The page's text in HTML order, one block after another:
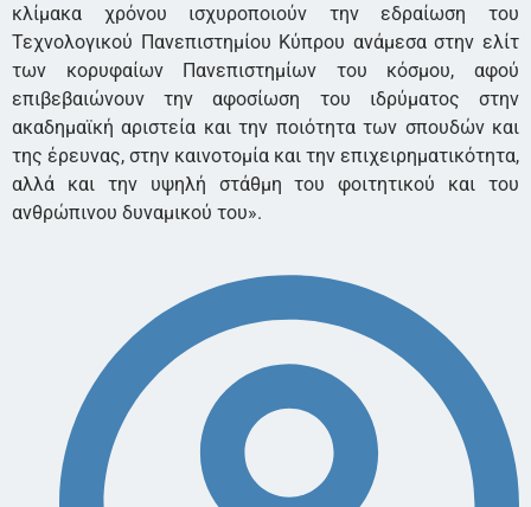
κλίμακα χρόνου ισχυροποιούν την εδραίωση του
Τεχνολογικού Πανεπιστημίου Κύπρου ανάμεσα στην ελίτ
των κορυφαίων Πανεπιστημίων του κόσμου, αφού
επιβεβαιώνουν την αφοσίωση του ιδρύματος στην
ακαδημαϊκή αριστεία και την ποιότητα των σπουδών και
της έρευνας, στην καινοτομία και την επιχειρηματικότητα,
αλλά και την υψηλή στάθμη του φοιτητικού και του
ανθρώπινου δυναμικού του».